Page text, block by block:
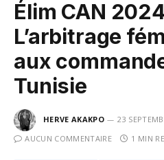
Élim CAN
L’arbitrage
aux
Tunisie
HERVE AKAKPO
23
AUCUN COMMENTAIRE
1 MIN